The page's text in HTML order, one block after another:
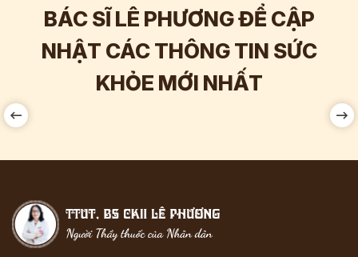
BÁC SĨ LÊ PHƯƠNG ĐỂ CẬP
NHẬT CÁC THÔNG TIN SỨC
KHỎE MỚI NHẤT
60.000